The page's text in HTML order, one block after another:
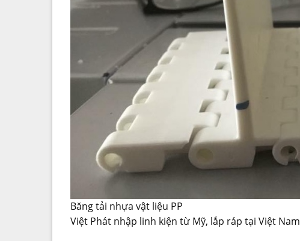
Băng tải nhựa vật liệu PP
Việt Phát nhập linh kiện từ Mỹ, lắp ráp tại Việt Nam